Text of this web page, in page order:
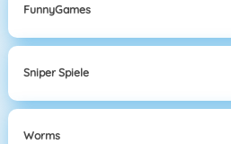
FunnyGames
Sniper Spiele
Worms